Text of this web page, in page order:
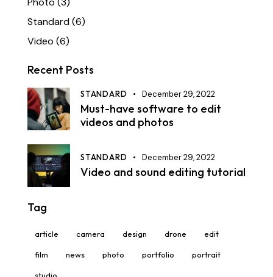
Standard(6)
Video (6)
Recent Posts
STANDARD December 29, 2022
Must-have software to edit
videos and photos
STANDARD December 29, 2022
Video and sound editing tutorial
Tag
article camera design drone edit
film news photo portfolio portrait